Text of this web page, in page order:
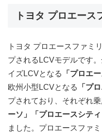
トヨタ プロエース
トヨタ プロエースファミ
プされるLCVモデルです
イズLCVとなる
「プロエー
欧州小型LCVとなる
「プ
プされており、それぞれ
ーソ」「プロエースシティ
ました。プロエースファミ